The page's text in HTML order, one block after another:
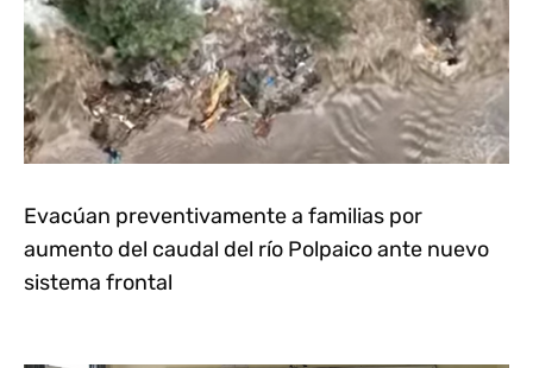
Evacúan preventivamente a familias por
aumento del caudal del río Polpaico ante nuevo
sistema frontal